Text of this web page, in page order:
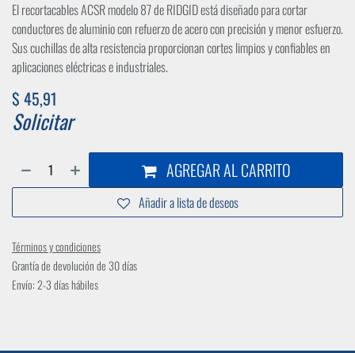
El recortacables ACSR modelo 87 de RIDGID está diseñado para cortar
conductores de aluminio con refuerzo de acero con precisión y menor esfuerzo.
Sus cuchillas de alta resistencia proporcionan cortes limpios y confiables en
aplicaciones eléctricas e industriales.
$ 45,91
Solicitar
AGREGAR AL CARRITO
Añadir a lista de deseos
Términos y condiciones
Grantía de devolución de 30 días
Envío: 2-3 días hábiles